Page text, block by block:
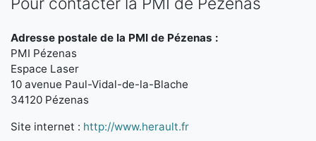
Adresse postale de la PMI de Pézenas :
PMI Pézenas
Espace Laser
10 avenue Paul-Vidal-de-la-Blache
34120 Pézenas
Site internet : http://www.herault.fr